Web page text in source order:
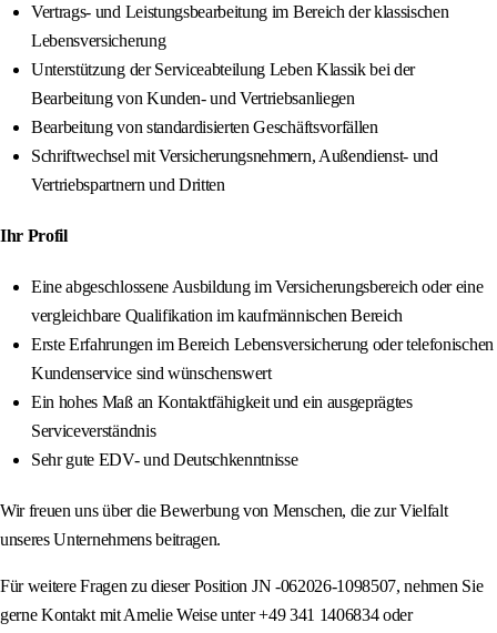
Vertrags- und Leistungsbearbeitung im Bereich der klassischen
Lebensversicherung
Unterstützung der Serviceabteilung Leben Klassik bei der
Bearbeitung von Kunden- und Vertriebsanliegen
Bearbeitung von standardisierten Geschäftsvorfällen
Schriftwechsel mit Versicherungsnehmern, Außendienst- und
Vertriebspartnern und Dritten
Ihr Profil
Eine abgeschlossene Ausbildung im Versicherungsbereich oder eine
vergleichbare Qualifikation im kaufmännischen Bereich
Erste Erfahrungen im Bereich Lebensversicherung oder telefonischen
Kundenservice sind wünschenswert
Ein hohes Maß an Kontaktfähigkeit und ein ausgeprägtes
Serviceverständnis
Sehr gute EDV- und Deutschkenntnisse
Wir freuen uns über die Bewerbung von Menschen, die zur Vielfalt
unseres Unternehmens beitragen.
Für weitere Fragen zu dieser Position JN -062026-1098507, nehmen Sie
gerne Kontakt mit Amelie Weise unter +49 341 1406834 oder